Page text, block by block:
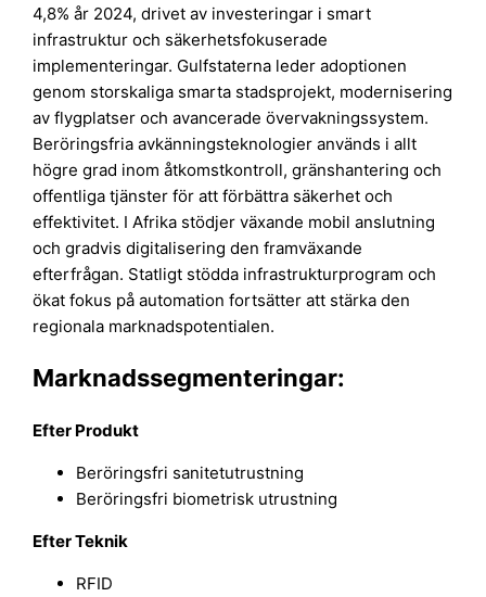
4,8% år 2024, drivet av investeringar i smart
infrastruktur och säkerhetsfokuserade
implementeringar. Gulfstaterna leder adoptionen
genom storskaliga smarta stadsprojekt, modernisering
av flygplatser och avancerade övervakningssystem.
Beröringsfria avkänningsteknologier används i allt
högre grad inom åtkomstkontroll, gränshantering och
offentliga tjänster för att förbättra säkerhet och
effektivitet. I Afrika stödjer växande mobil anslutning
och gradvis digitalisering den framväxande
efterfrågan. Statligt stödda infrastrukturprogram och
ökat fokus på automation fortsätter att stärka den
regionala marknadspotentialen.
Marknadssegmenteringar:
Efter Produkt
Beröringsfri sanitetutrustning
Beröringsfri biometrisk utrustning
Efter Teknik
RFID